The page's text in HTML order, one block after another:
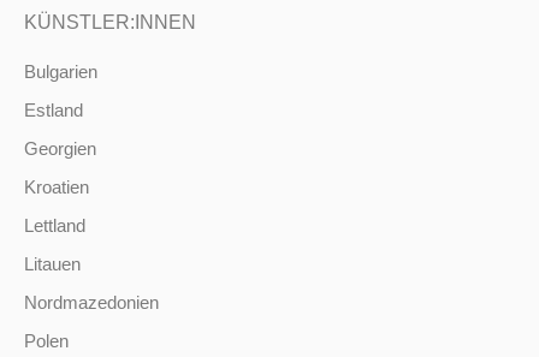
KÜNSTLER:INNEN
Bulgarien
Estland
Georgien
Kroatien
Lettland
Litauen
Nordmazedonien
Polen